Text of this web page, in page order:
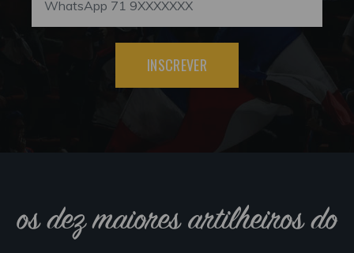
INSCREVER
os dez maiores artilheiros do